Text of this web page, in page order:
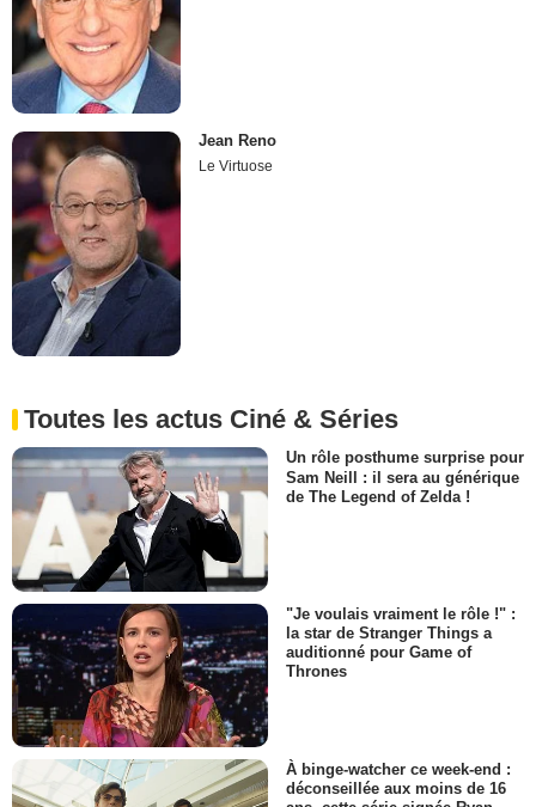
Jean Reno
Le Virtuose
Toutes les actus Ciné & Séries
Un rôle posthume surprise pour
Sam Neill : il sera au générique
de The Legend of Zelda !
"Je voulais vraiment le rôle !" :
la star de Stranger Things a
auditionné pour Game of
Thrones
À binge-watcher ce week-end :
déconseillée aux moins de 16